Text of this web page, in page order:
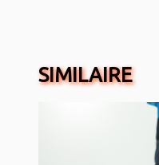
SIMILAIRE